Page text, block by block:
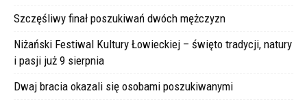
Szczęśliwy finał poszukiwań dwóch mężczyzn
Niżański Festiwal Kultury Łowieckiej – święto tradycji, natury
i pasji już 9 sierpnia
Dwaj bracia okazali się osobami poszukiwanymi